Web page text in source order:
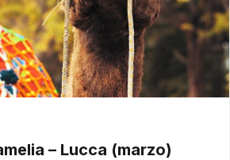
– Lucca (marzo)